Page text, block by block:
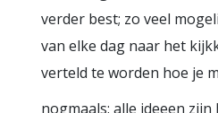
verder best; zo veel
van elke dag naar het
verteld te worden hoe je
nogmaals: alle ideeen